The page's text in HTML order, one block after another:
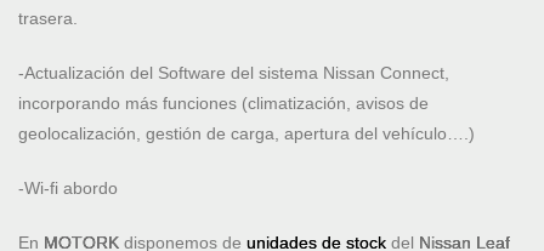
trasera.
-Actualización del Software del sistema Nissan Connect,
incorporando más funciones (climatización, avisos de
geolocalización, gestión de carga, apertura del vehículo….)
-Wi-fi abordo
En MOTORK disponemos de unidades de stock del Nissan Leaf